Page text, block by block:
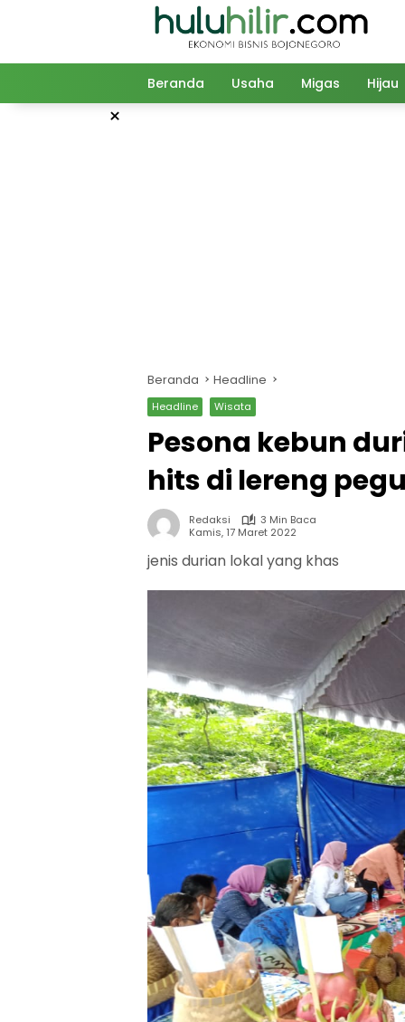
Beranda Usaha Migas Hijau
×
Beranda Headline
Headline Wisata
Pesona kebun
hits di lereng
Redaksi
3 Min Baca
Kamis, 17 Maret 2022
jenis durian lokal yang khas